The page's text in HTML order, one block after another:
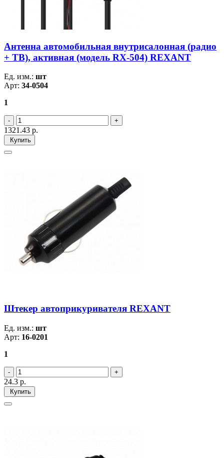
Антеннa автомобильная внутрисалонная (радио
+ ТВ), активная (модель RX-504) REXANT
Ед. изм.: шт
Арт: 34-0504
1
1321.43 р.
Купить
Штекер автоприкуривателя REXANT
Ед. изм.: шт
Арт: 16-0201
1
24.3 р.
Купить